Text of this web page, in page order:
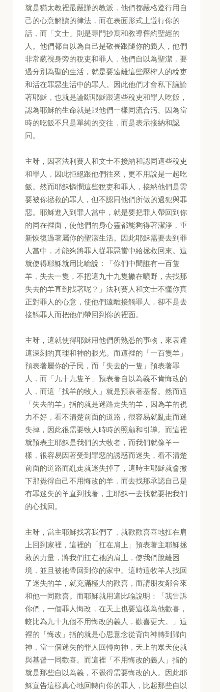
就是猶太教裡最嚴謹的教派，他們都嚴格遵行用自
己的心意解讀的律法，而在表面形式上遵行你的
話，而「文士」則是專門抄寫和教導舊約聖經的
人。他們都自以為自己是敬畏跟隨你的義人，他們
非常藐視身旁的稅吏和罪人，他們自以為聖潔，要
過分別為聖的生活，就是要遠離這些壓榨人的稅吏
和活在罪惡生活中的罪人。因此他們才會私下議論
著耶穌，也就是論斷耶穌跟這些稅吏和罪人吃飯，
認為耶穌的生命就是跟他們一樣同流合污。因為當
時的吃飯不只是單純的交往，而是表示接納和認
同。
主呀，因著法利賽人和文士不接納和認同這些稅吏
和罪人，因此拒絕跟他們往來，更不用說是一起吃
飯。然而耶穌憐憫這些稅吏和罪人，接納他們是需
要被你拯救的罪人，但不認同他們所做的過犯與罪
惡。耶穌進入到罪人當中，就是要把罪人帶回到你
的同在裡面，使他們的身心靈都能夠得著潔淨，重
新恢復過著屬你的聖潔生活。因此耶穌需要去到罪
人當中，才能夠將罪人從罪惡當中給拯救回來。這
就使得耶穌就用比喻說：「你們中間誰有一百隻
羊，失去一隻，不把這九十九隻撇在曠野，去找那
失去的羊直到找著呢？」法利賽人和文士不懂你真
正對罪人的心意，使他們遠離接觸罪人，卻不是去
接觸罪人而把他們帶回到你的裡面。
主呀，這就使得耶穌用他們所熟悉的事物，來表達
這深刻的真理和神的眼光。而這裡的「一百隻羊」
預表著屬你的子民，而「失去的一隻」預表著罪
人，而「九十九隻羊」預表著自以為義不肯悔改的
人，而這「找羊的牧人」就是預表著基督。然而這
「失去的羊」指的就是迷路走失的羊，因為羊的視
力不好，看不清楚前面的道路，很容易就亂走而迷
失掉，因此很需要牧人時時的照顧和引導。而這裡
就預表主耶穌是我們的大牧者，而我們就像羊一
樣，很容易因著受到罪惡的誘惑而迷失，看不清楚
前面的道路而亂走就迷失掉了，這時主耶穌就會撇
下那覺得自己不用悔改的羊，而去找那承認自己是
有罪迷失的羊直到找著，主耶穌一去找就要把我們
的心找回。
主呀，當主耶穌找著我們了，就歡歡喜喜地扛在肩
上回到家裡，這裡的「扛在肩上」預表著主耶穌拯
救的力量，將我們扛在祂的肩上，使我們脫離困
境，並且被祂帶回到你的家中。這時這牧羊人找回
了迷失的羊，就充滿極大的歡喜，而請朋友鄰舍來
和他一同歡喜。而耶穌就用這比喻說明：「我告訴
你們，一個罪人悔改，在天上也要這樣為他歡喜，
較比為九十九個不用悔改的義人，歡喜更大。」這
裡的「悔改」指的就是心思意念從背向神轉到歸向
神，當一個迷失的罪人回轉向神，天上的眾天使就
與基督一同歡喜。而這裡「不用悔改的義人」指的
就是那些自以為義，不覺得需要悔改的人。因此耶
穌宣告這樣真心地回轉向你的罪人，比起那些自以